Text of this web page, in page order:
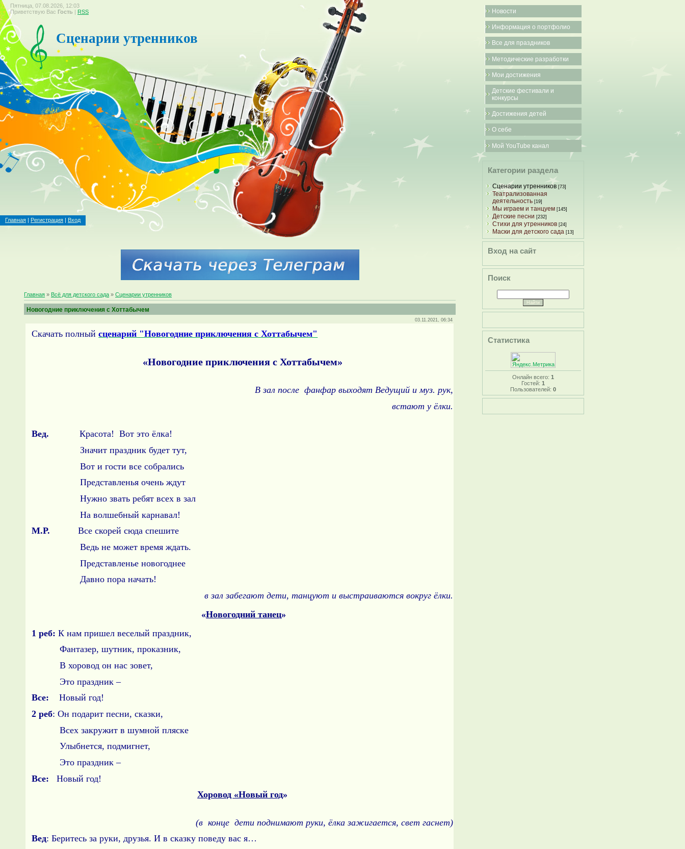
Пятница, 07.08.2026, 12:03
Приветствую Вас Гость | RSS
Сценарии утренников
Главная | Регистрация | Вход
Главная » Всё для детского сада »Сценарии утренников
Новогодние приключения с Хоттабычем
03.11.2021, 06:34
Скачать полныйсценарий "Новогодние приключения с Хоттабычем"
«Новогодние приключения с Хоттабычем»
В зал после фанфар выходят Ведущий и муз. рук,
встают у ёлки.
Вед.
Красота! Вот это ёлка!
Значит праздник будет тут,
Вот и гости все собрались
Представленья очень ждут
Нужно звать ребят всех в зал
На волшебный карнавал!
М.Р. Все скорей сюда спешите
Ведь не может время ждать.
Представленье новогоднее
Давно пора начать!
в зал забегают дети, танцуют и выстраиваются вокруг ёлки.
«Новогодний танец»
1 реб: К нам пришел веселый праздник,
Фантазер, шутник, проказник,
В хоровод он нас зовет,
Это праздник –
Все: Новый год!
2 реб: Он подарит песни, сказки,
Всех закружит в шумной пляске
Улыбнется, подмигнет,
Это праздник –
Все: Новый год!
Хоровод «Новый год»
(в конце дети поднимают руки, ёлка зажигается, свет гаснет)
Вед: Беритесь за руки, друзья. И в сказку поведу вас я…
Новости
Информация о портфолио
Все для праздников
Методические разработки
Мои достижения
Детские фестивали и
конкурсы
Достижения детей
О себе
Мой YouTube канал
Категории раздела
Сценарии утренников [73]
Театрализованная
деятельность [19]
Мы играем и танцуем [145]
Детские песни [232]
Стихи для утренников [24]
Маски для детского сада [13]
Вход на сайт
Поиск
Статистика
Онлайн всего: 1
Гостей: 1
Пользователей: 0